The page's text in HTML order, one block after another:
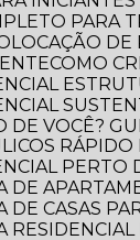
PARA
COMO
RÁPIDO
PERTO
DE
DE CASAS